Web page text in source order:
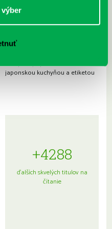
kompletný sprievodca
japonskou kuchyňou a etiketou
+4288
ďalších skvelých titulov na
čítanie